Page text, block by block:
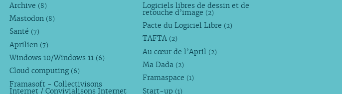
Archive (8)
Mastodon (8)
Santé (7)
Aprilien (7)
Windows 10/Windows 11 (6)
Cloud computing (6)
Framasoft - Collectivisons
Internet / Convivialisons Internet
Logiciels libres de dessin et de
retouche d’image (2)
Pacte du Logiciel Libre (2)
TAFTA (2)
Au cœur de l’April (2)
Ma Dada (2)
Framaspace (1)
Start-up (1)